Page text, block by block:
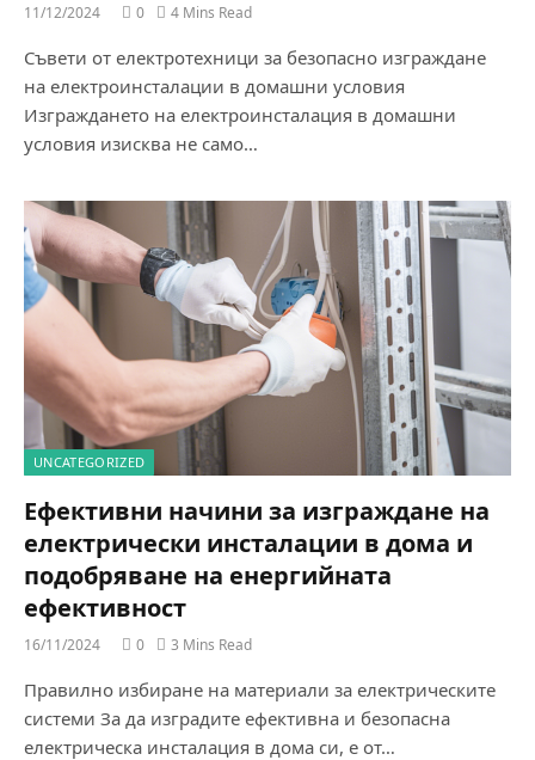
11/12/2024 0 4 Mins Read
Съвети от електротехници за безопасно изграждане
на електроинсталации в домашни условия
Изграждането на електроинсталация в домашни
условия изисква не само…
UNCATEGORIZED
Ефективни начини за изграждане на
електрически инсталации в дома и
подобряване на енергийната
ефективност
16/11/2024 0 3 Mins Read
Правилно избиране на материали за електрическите
системи За да изградите ефективна и безопасна
електрическа инсталация в дома си, е от…